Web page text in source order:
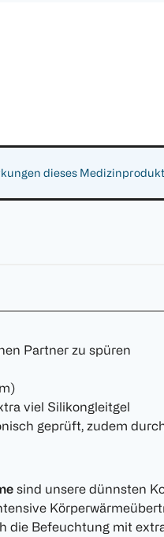
dieses
Partner zu spüren
viel Silikongleitgel
geprüft, zudem
sind unsere dünnsten
die Befeuchtung mit